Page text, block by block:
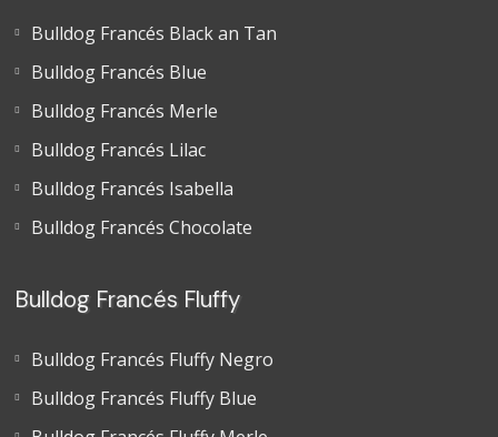
Bulldog Francés Black an Tan
Bulldog Francés Blue
Bulldog Francés Merle
Bulldog Francés Lilac
Bulldog Francés Isabella
Bulldog Francés Chocolate
Bulldog Francés Fluffy
Bulldog Francés Fluffy Negro
Bulldog Francés Fluffy Blue